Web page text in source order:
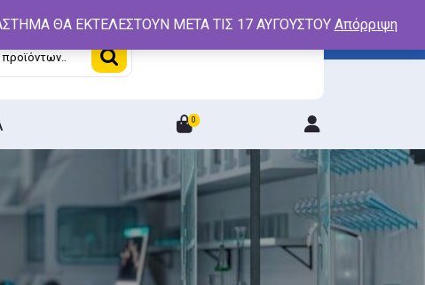
0
/
Register
ΘΑ ΕΚΤΕΛΕΣΤΟΥΝ ΜΕΤΑ ΤΙΣ 17 ΑΥΓΟΥΣΤΟΥ Απόρριψη